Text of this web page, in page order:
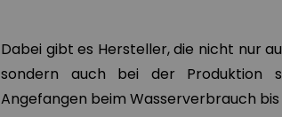
Dabei gibt es Hersteller, die nicht nur
sondern auch bei der Produktion
Angefangen beim Wasserverbrauch